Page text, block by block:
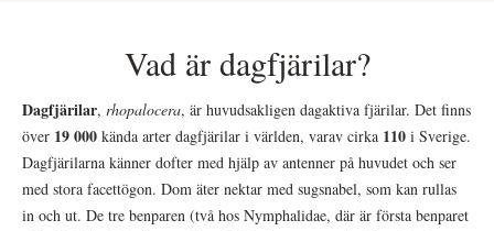
Vad är dagfjärilar?
Dagfjärilar, rhopalocera, är huvudsakligen dagaktiva fjärilar. Det finns
över 19 000 kända arter dagfjärilar i världen, varav cirka 110 i Sverige.
Dagfjärilarna känner dofter med hjälp av antenner på huvudet och ser
med stora facettögon. Dom äter nektar med sugsnabel, som kan rullas
in och ut. De tre benparen (två hos Nymphalidae, där är första benparet